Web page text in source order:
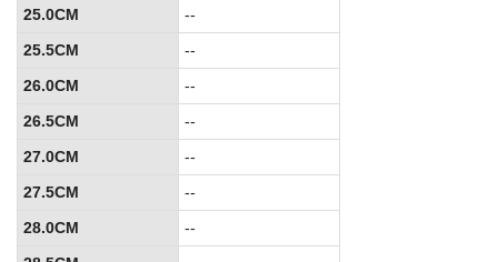
25.0CM
--
25.5CM
--
26.0CM
--
26.5CM
--
27.0CM
--
27.5CM
--
28.0CM
--